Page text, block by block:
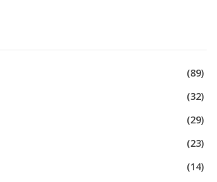
(89)
(32)
(29)
(23)
(14)